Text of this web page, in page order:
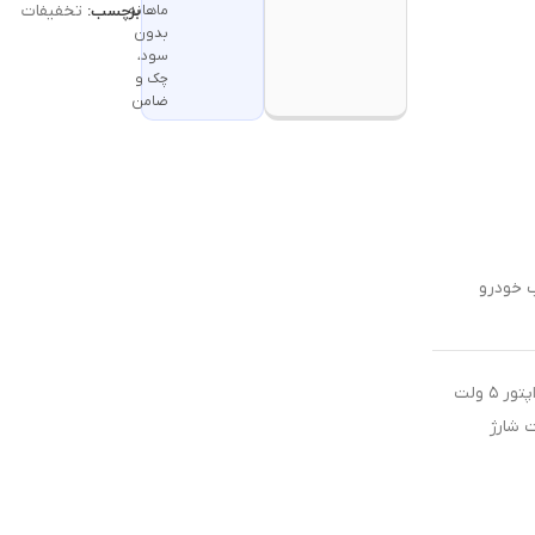
جهت شارژ محصولات شارژی از آداپتور ۵ ولت
شارژ
ماهانه
بدون
سود،
چک و
ضامن
برچسب: تخفیفات